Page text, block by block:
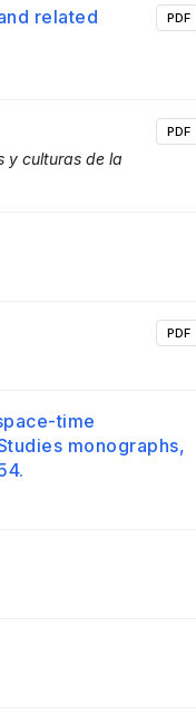
related
PDF
y culturas de la
PDF
PDF
time
monographs,